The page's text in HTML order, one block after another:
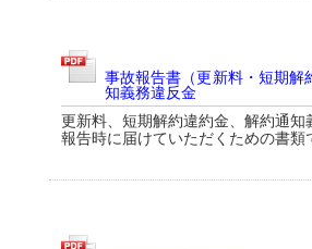
事故報告書（更新料・短期解
知義務違反金
更新料、短期解約違約金、解約通知
報告時に届けていただくための書類